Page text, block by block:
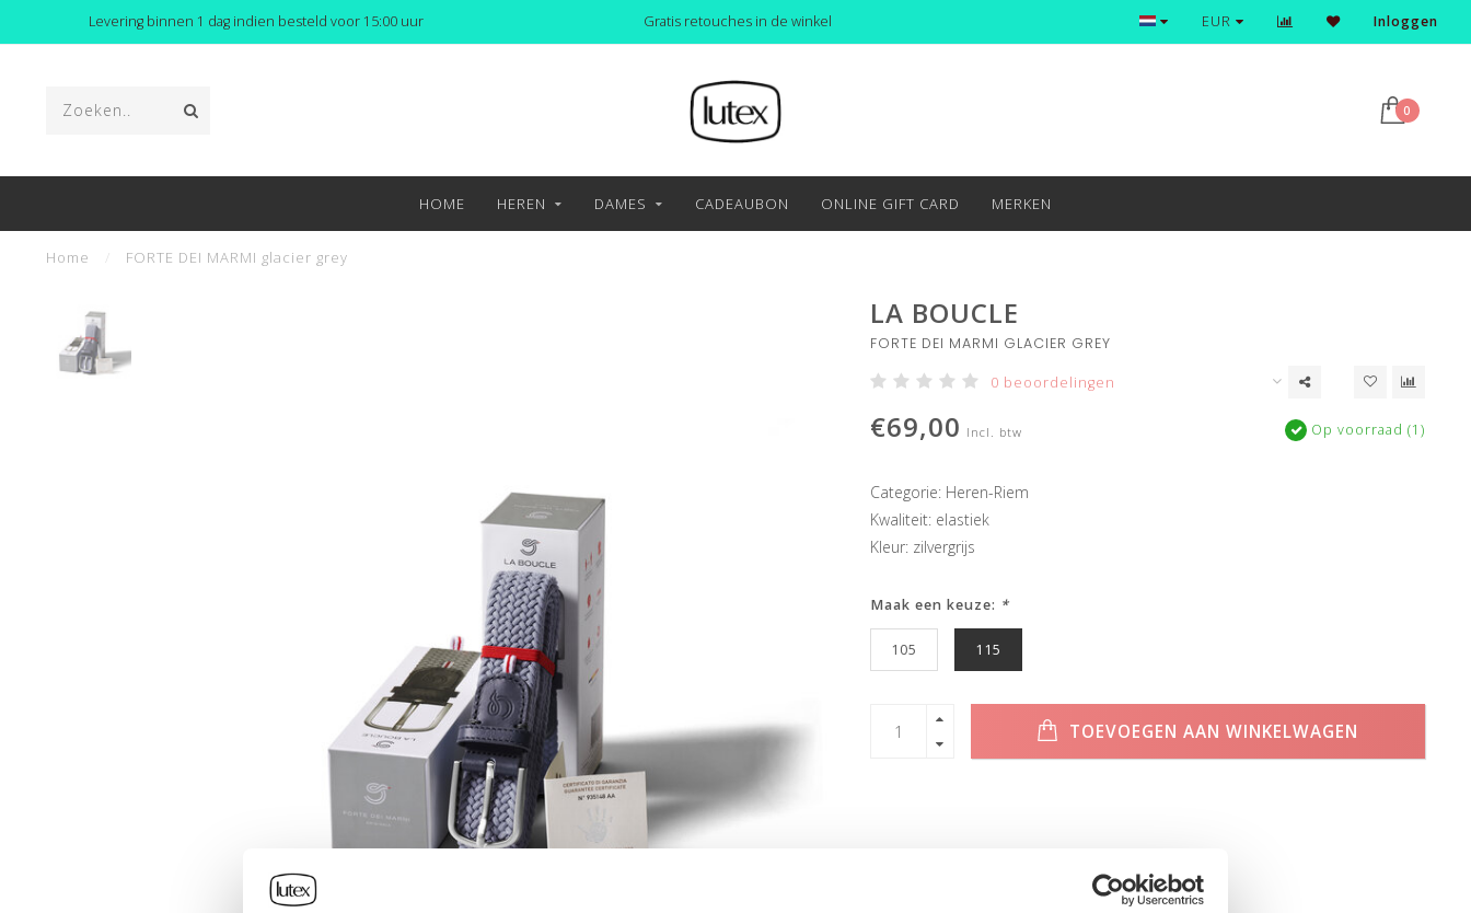
Levering binnen 1 dag indien besteld voor 15:00 uur Gratis retouches in de winkel Ontdek en shop de nieuwste trends
EUR Inloggen
0
HOME HEREN DAMES CADEAUBON ONLINE GIFT CARD MERKEN
Home FORTE DEI MARMI glacier grey
LA BOUCLE
FORTE DEI MARMI GLACIER GREY
0 beoordelingen
€69,00 Incl. btw Op voorraad (1)
Categorie: Heren-Riem
Kwaliteit: elastiek
Kleur: zilvergrijs
Maak een keuze: *
105 115
TOEVOEGEN AAN WINKELWAGEN